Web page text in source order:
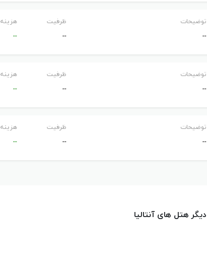
هاوس و ویتامین.
توضیحات
--
ظرفیت
--
هزینه
--
توضیحات
--
ظرفیت
--
هزینه
--
توضیحات
--
ظرفیت
--
هزینه
--
دیگر هتل های آنتالیا